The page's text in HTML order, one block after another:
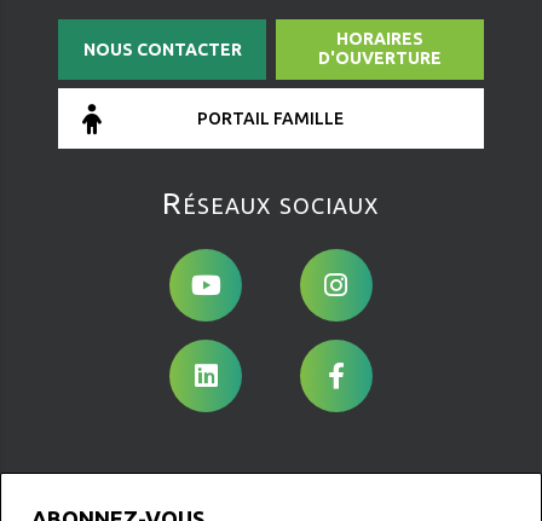
NOUS CONTACTER
HORAIRES
D'OUVERTURE
PORTAIL FAMILLE
Réseaux sociaux